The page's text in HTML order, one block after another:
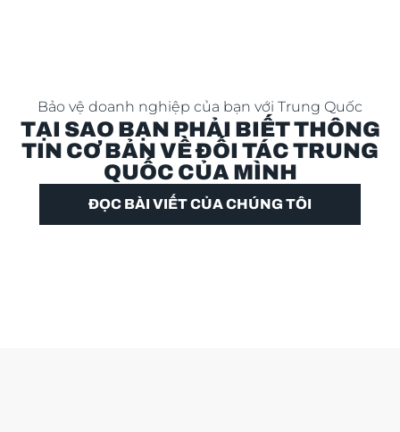
Bảo vệ doanh nghiệp của bạn với Trung Quốc
TẠI SAO BẠN PHẢI BIẾT THÔNG
TIN CƠ BẢN VỀ ĐỐI TÁC TRUNG
QUỐC CỦA MÌNH
ĐỌC BÀI VIẾT CỦA CHÚNG TÔI